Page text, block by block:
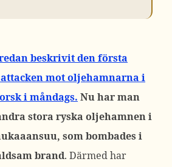
beskrivit den första
mot oljehamnarna i
i måndags. Nu har man
stora ryska oljehamnen i
som bombades i
brand. Därmed har